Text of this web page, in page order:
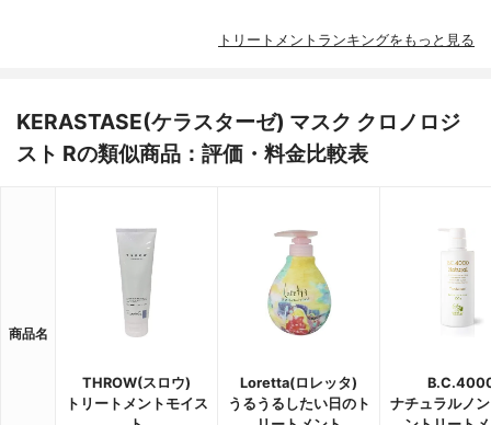
トリートメントランキングをもっと見る
KERASTASE(ケラスターゼ) マスク クロノロジ
スト Rの類似商品：評価・料金比較表
商品名
THROW(スロウ)
トリートメントモイス
Loretta(ロレッタ)
うるうるしたい日のト
ナチュラルノ